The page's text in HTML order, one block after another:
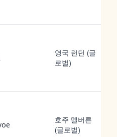
영국 런던 (글
로벌)
호주 멜버른
(글로벌)